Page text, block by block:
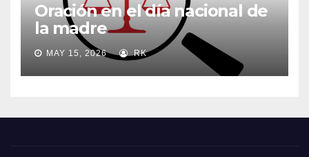
Oración en el día nacional de
la madre
MAY 15, 2026 RK